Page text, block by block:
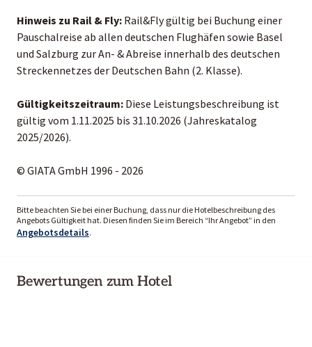
Hinweis zu Rail & Fly: Rail&Fly gültig bei Buchung einer
Pauschalreise ab allen deutschen Flughäfen sowie Basel
und Salzburg zur An- & Abreise innerhalb des deutschen
Streckennetzes der Deutschen Bahn (2. Klasse).
Gültigkeitszeitraum: Diese Leistungsbeschreibung ist
gültig vom 1.11.2025 bis 31.10.2026 (Jahreskatalog
2025/2026).
© GIATA GmbH 1996 - 2026
Bitte beachten Sie bei einer Buchung, dass nur die Hotelbeschreibung des
Angebots Gültigkeit hat. Diesen finden Sie im Bereich “Ihr Angebot” in den
Angebotsdetails.
Bewertungen zum Hotel